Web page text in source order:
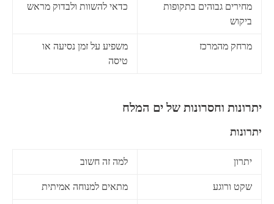
מחירים גבוהים בתקופות
ביקוש
כדאי להשוות ולבדוק מראש
מרחק מהמרכז
משפיע על זמן נסיעה או
טיסה
יתרונות וחסרונות של ים המלח
יתרונות
יתרון למה זה חשוב
שקט ורוגע מתאים למנוחה אמיתית